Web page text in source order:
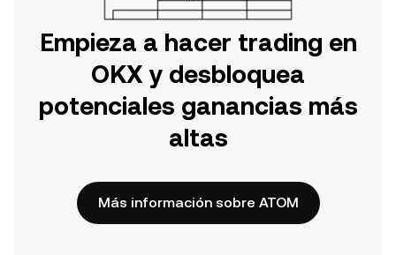
Empieza a hacer trading en
OKX y desbloquea
potenciales ganancias más
altas
Más información sobre ATOM